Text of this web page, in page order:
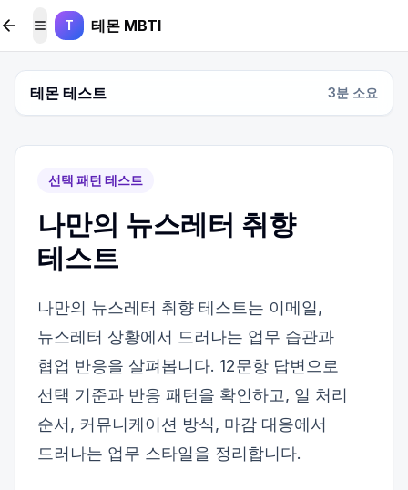
본문 바로가기
메뉴 토글
T 테몬 MBTI
테몬 테스트 3분 소요
선택 패턴 테스트
나만의 뉴스레터 취향
테스트
나만의 뉴스레터 취향 테스트는 이메일,
뉴스레터 상황에서 드러나는 업무 습관과
협업 반응을 살펴봅니다. 12문항 답변으로
선택 기준과 반응 패턴을 확인하고, 일 처리
순서, 커뮤니케이션 방식, 마감 대응에서
드러나는 업무 스타일을 정리합니다.